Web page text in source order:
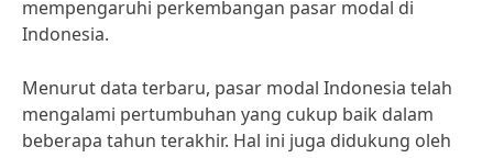
mempengaruhi perkembangan pasar modal di
Indonesia.
Menurut data terbaru, pasar modal Indonesia telah
mengalami pertumbuhan yang cukup baik dalam
beberapa tahun terakhir. Hal ini juga didukung oleh